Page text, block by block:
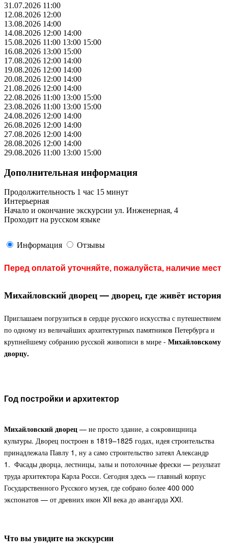
31.07.2026 11:00
12.08.2026 12:00
13.08.2026 14:00
14.08.2026 12:00 14:00
15.08.2026 11:00 13:00 15:00
16.08.2026 13:00 15:00
17.08.2026 12:00 14:00
19.08.2026 12:00 14:00
20.08.2026 12:00 14:00
21.08.2026 12:00 14:00
22.08.2026 11:00 13:00 15:00
23.08.2026 11:00 13:00 15:00
24.08.2026 12:00 14:00
26.08.2026 12:00 14:00
27.08.2026 12:00 14:00
28.08.2026 12:00 14:00
29.08.2026 11:00 13:00 15:00
Дополнительная информация
Продолжительность 1 час 15 минут
Интерьерная
Начало и окончание экскурсии ул. Инженерная, 4
Проходит на русском языке
Информация Отзывы
Перед оплатой уточняйте, пожалуйста, наличие мест
Михайловский дворец — дворец, где живёт история
Приглашаем погрузиться в сердце русского искусства с путешествием
по одному из величайших архитектурных памятников Петербурга и
крупнейшему собранию русской живописи в мире - Михайловскому
дворцу.
Год постройки и архитектор
Михайловский дворец — не просто здание, а сокровищница
культуры. Дворец построен в 1819–1825 годах, идея строительства
принадлежала Павлу 1, ну а само строительство затеял Александр
1. Фасады дворца, лестницы, залы и потолочные фрески — результат
труда архитектора Карла Росси. Сегодня здесь — главный корпус
Государственного Русского музея, где собрано более 400 000
экспонатов — от древних икон XII века до авангарда XXI.
Что вы увидите на экскурсии